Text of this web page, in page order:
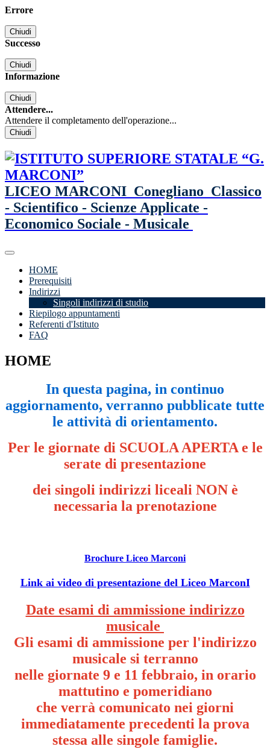
Errore
Chiudi
Successo
Chiudi
Informazione
Chiudi
Attendere...
Attendere il completamento dell'operazione...
Chiudi
LICEO MARCONI Conegliano Classico
- Scientifico - Scienze Applicate -
Economico Sociale - Musicale
HOME
Prerequisiti
Indirizzi
Singoli indirizzi di studio
Riepilogo appuntamenti
Referenti d'Istituto
FAQ
HOME
In questa pagina, in continuo
aggiornamento, verranno pubblicate tutte
le attività di orientamento.
Per le giornate di SCUOLA APERTA e le
serate di presentazione
dei singoli indirizzi liceali NON è
necessaria la prenotazione
Brochure Liceo Marconi
Link ai video di presentazione del Liceo MarconI
Date esami di ammissione indirizzo
musicale
Gli esami di ammissione per l'indirizzo
musicale si terranno
nelle giornate 9 e 11 febbraio, in orario
mattutino e pomeridiano
che verrà comunicato nei giorni
immediatamente precedenti la prova
stessa alle singole famiglie.